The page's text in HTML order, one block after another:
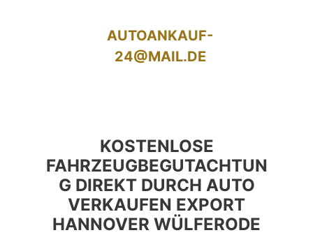
AUTOANKAUF-
24@MAIL.DE
KOSTENLOSE
FAHRZEUGBEGUTACHTUN
G DIREKT DURCH AUTO
VERKAUFEN EXPORT
HANNOVER WÜLFERODE